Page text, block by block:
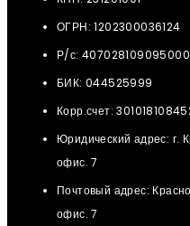
ОГРН: 1202300036124
Р/с:
БИК: 044525999
Корр.счет:
Юридический адрес: г.
офис. 7
Почтовый адрес:
офис. 7